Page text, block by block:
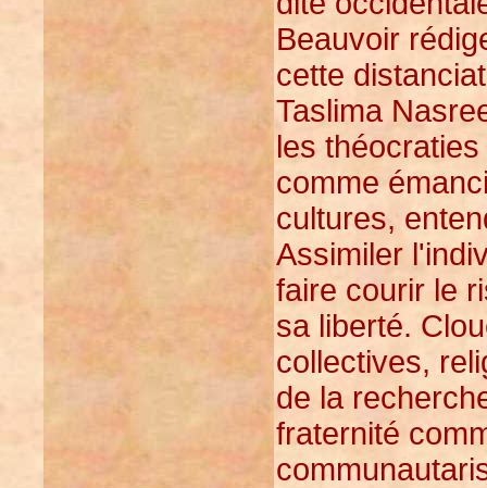
Beauvoir
cette
Taslima
les
comme
cultures,
Assimiler
faire courir le
sa liberté.
collectives,
de la
fraternité